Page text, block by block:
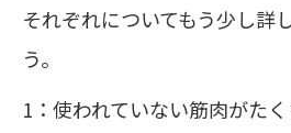
それぞれについてもう少し詳
う。
1：使われていない筋肉がた